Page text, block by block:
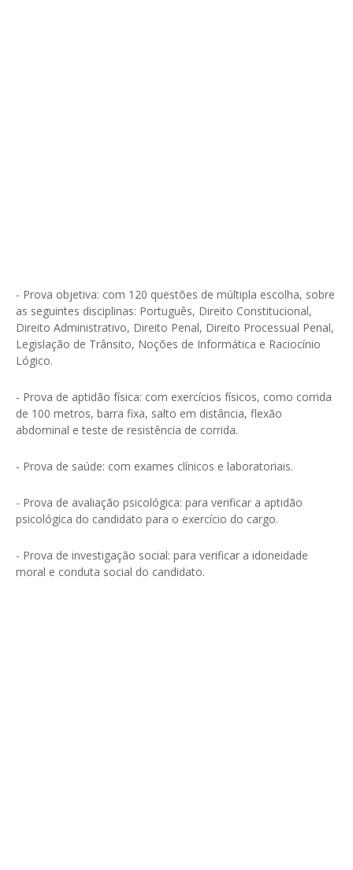
- Prova objetiva: com 120 questões de múltipla escolha, sobre
as seguintes disciplinas: Português, Direito Constitucional,
Direito Administrativo, Direito Penal, Direito Processual Penal,
Legislação de Trânsito, Noções de Informática e Raciocínio
Lógico.
- Prova de aptidão física: com exercícios físicos, como corrida
de 100 metros, barra fixa, salto em distância, flexão
abdominal e teste de resistência de corrida.
- Prova de saúde: com exames clínicos e laboratoriais.
- Prova de avaliação psicológica: para verificar a aptidão
psicológica do candidato para o exercício do cargo.
- Prova de investigação social: para verificar a idoneidade
moral e conduta social do candidato.